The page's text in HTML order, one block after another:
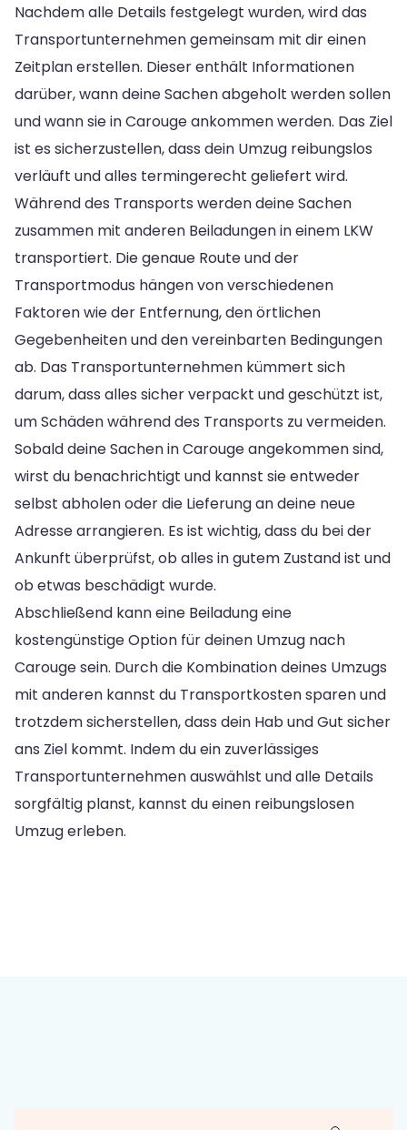
Nachdem alle Details festgelegt wurden, wird das
Transportunternehmen gemeinsam mit dir einen
Zeitplan erstellen. Dieser enthält Informationen
darüber, wann deine Sachen abgeholt werden sollen
und wann sie in Carouge ankommen werden. Das Ziel
ist es sicherzustellen, dass dein Umzug reibungslos
verläuft und alles termingerecht geliefert wird.
Während des Transports werden deine Sachen
zusammen mit anderen Beiladungen in einem LKW
transportiert. Die genaue Route und der
Transportmodus hängen von verschiedenen
Faktoren wie der Entfernung, den örtlichen
Gegebenheiten und den vereinbarten Bedingungen
ab. Das Transportunternehmen kümmert sich
darum, dass alles sicher verpackt und geschützt ist,
um Schäden während des Transports zu vermeiden.
Sobald deine Sachen in Carouge angekommen sind,
wirst du benachrichtigt und kannst sie entweder
selbst abholen oder die Lieferung an deine neue
Adresse arrangieren. Es ist wichtig, dass du bei der
Ankunft überprüfst, ob alles in gutem Zustand ist und
ob etwas beschädigt wurde.
Abschließend kann eine Beiladung eine
kostengünstige Option für deinen Umzug nach
Carouge sein. Durch die Kombination deines Umzugs
mit anderen kannst du Transportkosten sparen und
trotzdem sicherstellen, dass dein Hab und Gut sicher
ans Ziel kommt. Indem du ein zuverlässiges
Transportunternehmen auswählst und alle Details
sorgfältig planst, kannst du einen reibungslosen
Umzug erleben.